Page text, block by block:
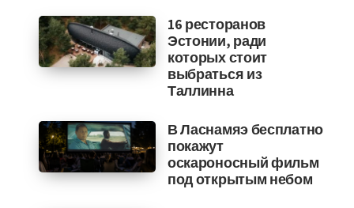
16 ресторанов
Эстонии, ради
которых стоит
выбраться из
Таллинна
В Ласнамяэ бесплатно
покажут
оскароносный фильм
под открытым небом